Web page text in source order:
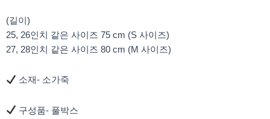
(길이)
25, 26인치 같은 사이즈 75 cm (S 사이즈)
27, 28인치 같은 사이즈 80 cm (M 사이즈)
소재- 소가죽
구성품- 풀박스